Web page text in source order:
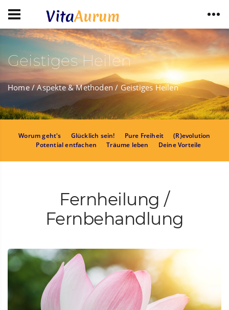
Geistiges Heilen
Home/ Aspekte & Methoden / Geistiges Heilen
Worum geht's Glücklich sein! Pure Freiheit
(R)evolution
Potential entfachen
Träume leben Deine Vorteile
Fernheilung /
Fernbehandlung